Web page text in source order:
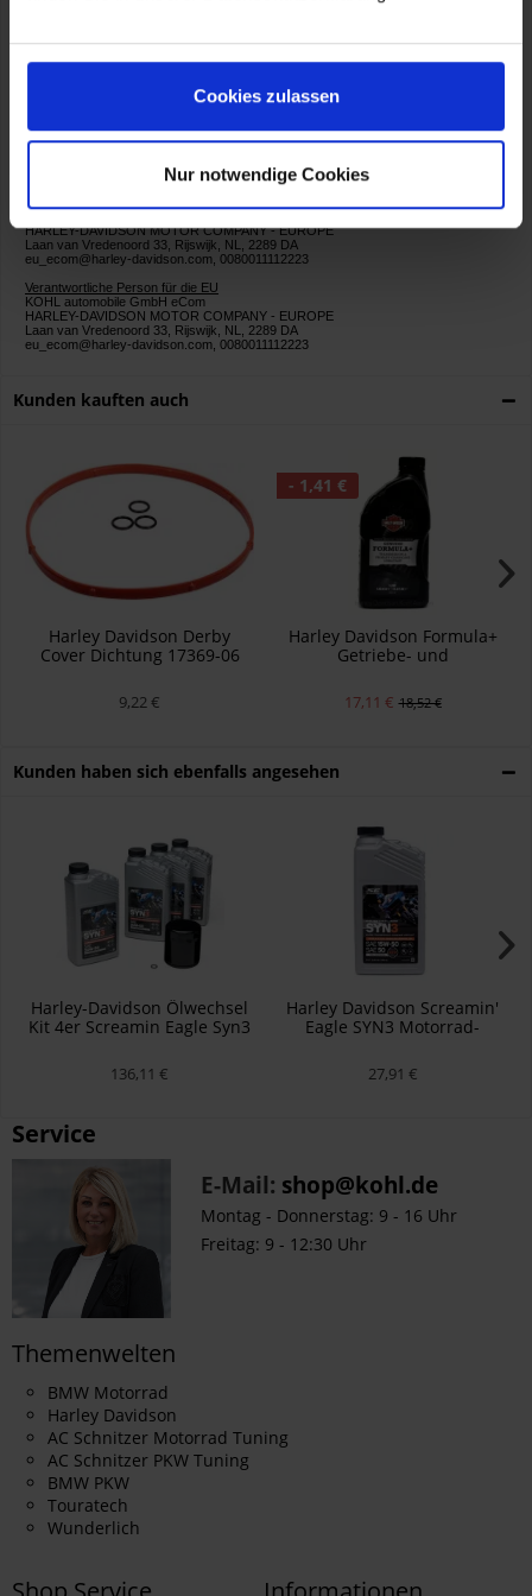
Cookies zulassen
Nur notwendige Cookies
Artikelnummer:62600084_
HARLEY-DAVIDSON MOTOR COMPANY - EUROPE
Laan van Vredenoord 33, Rijswijk, NL, 2289 DA
eu_ecom@harley-davidson.com, 0080011112223
Verantwortliche Person für die EU
KOHL automobile GmbH eCom
HARLEY-DAVIDSON MOTOR COMPANY - EUROPE
Laan van Vredenoord 33, Rijswijk, NL, 2289 DA
eu_ecom@harley-davidson.com, 0080011112223
Kunden kauften auch
Harley Davidson Derby
Cover Dichtung 17369-06
9,22 €
- 1,41 €
Harley Davidson Formula+
Getriebe- und
Schmiermittel - Liter -
Europa. 62600019
17,11 € 18,52 €
Kunden haben sich ebenfalls angesehen
Harley-Davidson Ölwechsel
Kit 4er Screamin Eagle Syn3
62600083
136,11 €
Harley Davidson Screamin'
Eagle SYN3 Motorrad-
27,91 €
Service
E-Mail: shop@kohl.de
Montag - Donnerstag: 9 - 16 Uhr
Freitag: 9 - 12:30 Uhr
Themenwelten
BMW Motorrad
Harley Davidson
AC Schnitzer Motorrad Tuning
AC Schnitzer PKW Tuning
BMW PKW
Touratech
Wunderlich